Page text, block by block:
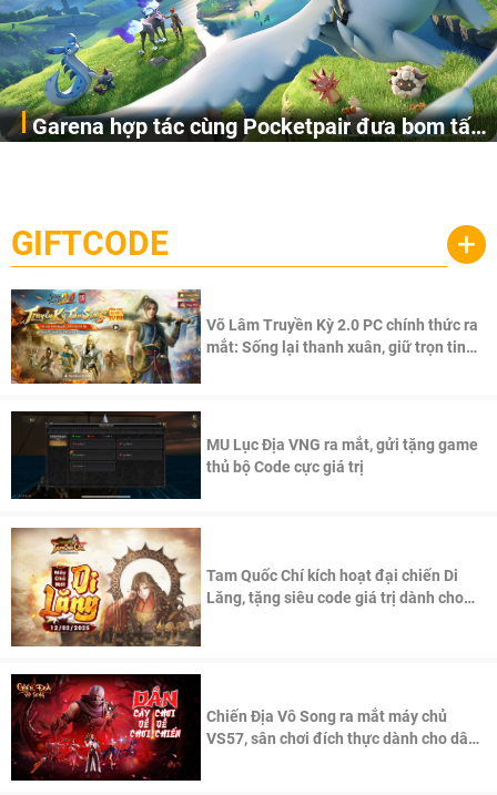
Garena hợp tác cùng Pocketpair đưa bom tấn
cầu, theo giấy phép chính thức từ công ty game Nhật Bản
Pocketpair, Inc.
GIFTCODE +
Võ Lâm Truyền Kỳ 2.0 PC chính thức ra
mắt: Sống lại thanh xuân, giữ trọn tinh
MU Lục Địa VNG ra mắt, gửi tặng game
thủ bộ Code cực giá trị
Tam Quốc Chí kích hoạt đại chiến Di
Lăng, tặng siêu code giá trị dành cho
Chiến Địa Vô Song ra mắt máy chủ
VS57, sân chơi đích thực dành cho dân